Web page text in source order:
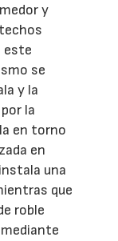
y
este
se
y la
la
en torno
en
una
que
roble